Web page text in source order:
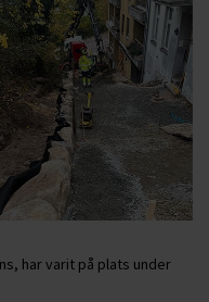
har varit på plats under